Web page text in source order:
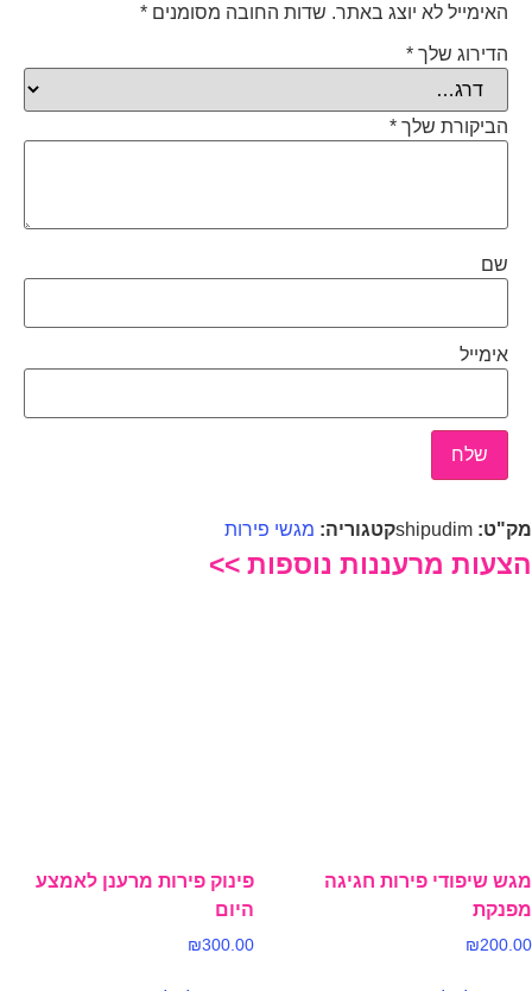
האימייל לא יוצג באתר. שדות החובה מסומנים *
הדירוג שלך *
הביקורת שלך *
שם
אימייל
מק"ט: shipudimקטגוריה: מגשי פירות
הצעות מרעננות נוספות >>
מגש שיפודי פירות חגיגה
מפנקת
₪200.00
פינוק פירות מרענן לאמצע
היום
₪300.00